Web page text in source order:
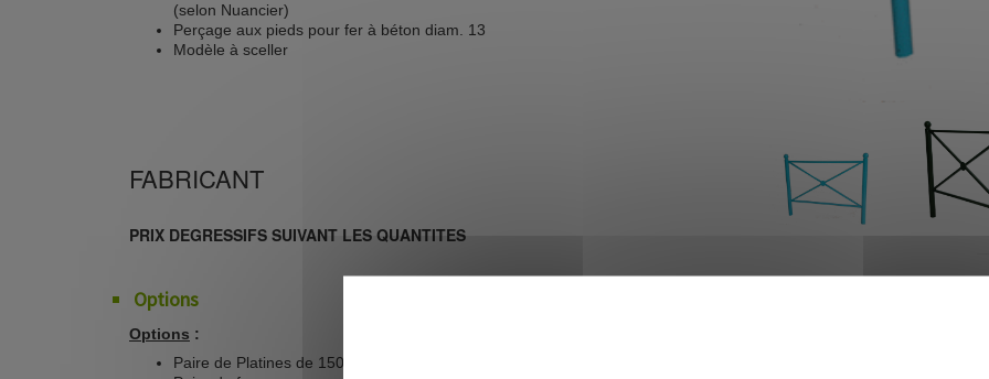
(selon Nuancier)
Perçage aux pieds pour fer à béton diam. 13
Modèle à sceller
FABRICANT
PRIX DEGRESSIFS SUIVANT LES QUANTITES
Options
Options :
Paire de Platines de 150x150x10mm percées, à spitter